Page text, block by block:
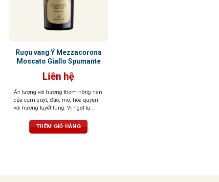
Rượu vang Ý Mezzacorona
Moscato Giallo Spumante
Liên hệ
Ấn tượng với hương thơm nồng nàn
của cam quýt, đào, mơ, hòa quyện
với hương tuyết tùng. Vị ngọt tự
mát, hậu vị kéo dài với hương mật
ong và bánh mì nướng
THÊM GIỎ HÀNG